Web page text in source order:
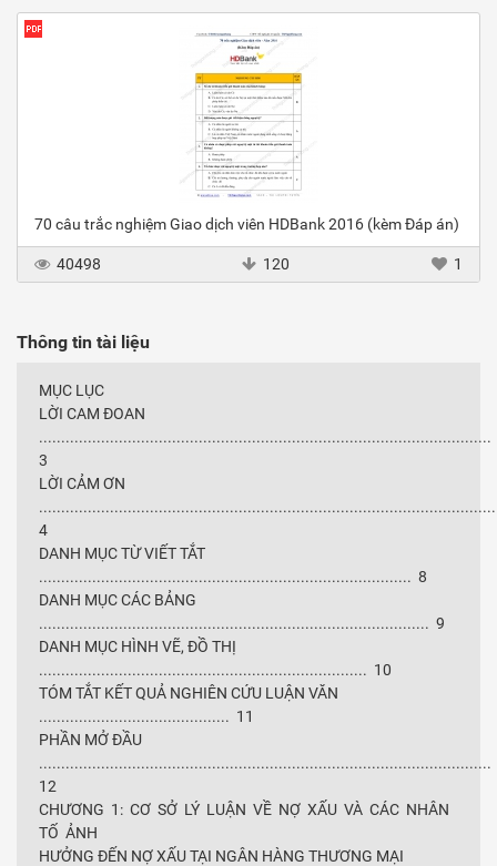
70 câu trắc nghiệm Giao dịch viên HDBank 2016 (kèm Đáp án)
40498 120 1
Thông tin tài liệu
MỤC LỤC
LỜI CAM ĐOAN
......................................................................................................
3
LỜI CẢM ƠN
4
DANH MỤC TỪ VIẾT TẮT
.................................................................................... 8
DANH MỤC CÁC BẢNG
........................................................................................ 9
DANH MỤC HÌNH VẼ, ĐỒ THỊ
.......................................................................... 10
TÓM TẮT KẾT QUẢ NGHIÊN CỨU LUẬN VĂN
........................................... 11
PHẦN MỞ ĐẦU
......................................................................................................
12
CHƯƠNG 1: CƠ SỞ LÝ LUẬN VỀ NỢ XẤU VÀ CÁC NHÂN
TỐ ẢNH
HƯỞNG ĐẾN NỢ XẤU TẠI NGÂN HÀNG THƯƠNG MẠI